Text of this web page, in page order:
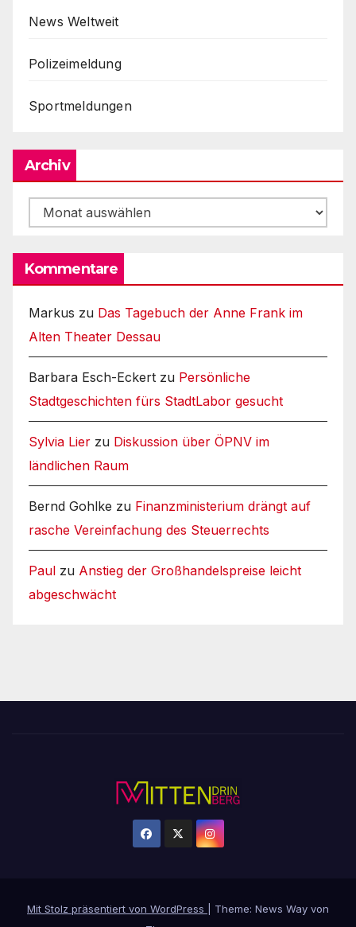
News Weltweit
Polizeimeldung
Sportmeldungen
Archiv
Archiv
Kommentare
Markus zu Das Tagebuch der Anne Frank im
Alten Theater Dessau
Barbara Esch-Eckert zu Persönliche
Stadtgeschichten fürs StadtLabor gesucht
Sylvia Lier zu Diskussion über ÖPNV im
ländlichen Raum
Bernd Gohlke zu Finanzministerium drängt auf
rasche Vereinfachung des Steuerrechts
Paul zu Anstieg der Großhandelspreise leicht
abgeschwächt
Mit Stolz präsentiert von WordPress
Theme: News Way von